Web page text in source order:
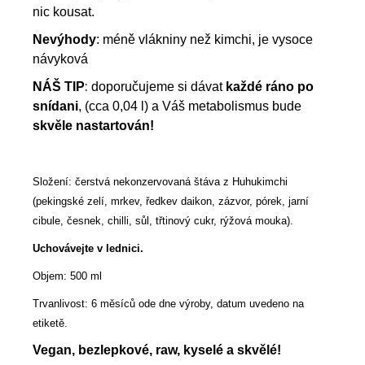
nic kousat.
Nevýhody: méně vlákniny než kimchi, je vysoce
návyková
NÁŠ TIP: doporučujeme si dávat každé ráno po
snídani, (cca 0,04 l) a Váš metabolismus bude
skvěle nastartován!
Složení: čerstvá nekonzervovaná štáva z Huhukimchi
(pekingské zelí, mrkev, ředkev daikon, zázvor, pórek, jarní
cibule, česnek, chilli, sůl, třtinový cukr, rýžová mouka).
Uchovávejte v lednici.
Objem: 500 ml
Trvanlivost: 6 měsíců ode dne výroby, datum uvedeno na
etiketě.
Vegan, bezlepkové, raw, kyselé a skvělé!